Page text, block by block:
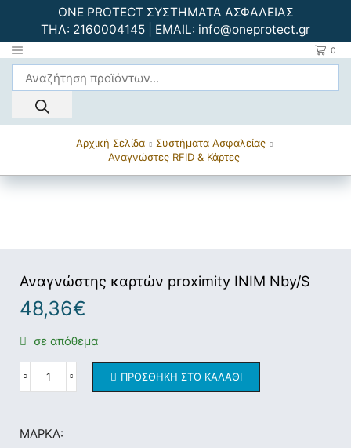
ONE PROTECT ΣΥΣΤΗΜΑΤΑ ΑΣΦΑΛΕΙΑΣ
ΤΗΛ: 2160004145 | EMAIL: info@oneprotect.gr
0
Αρχική Σελίδα
Συστήματα Ασφαλείας
Αναγνώστες RFID & Κάρτες
Αναγνώστης καρτών proximity INIM Nby/S
48,36€
σε απόθεμα
ΠΡΟΣΘΉΚΗ ΣΤΟ ΚΑΛΆΘΙ
ΜΆΡΚΑ: